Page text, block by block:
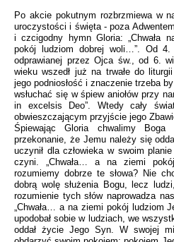
Po akcie pokutnym rozbrzmiewa w
uroczystości i święta - poza
i czcigodny hymn Gloria: „Chwała
pokój ludziom dobrej woli…”. Od
odprawianej przez Ojca św., od 6.
wieku wszedł już na trwałe do
jego podniosłość i znaczenie trzeba
wsłuchać się w śpiew aniołów przy
in excelsis Deo”. Wtedy cały
obwieszczającym przyjście jego
Śpiewając Gloria chwalimy Boga
przekonanie, że Jemu należy się
uczynił dla człowieka w swoim
czyni. „Chwała… a na ziemi
rozumiemy dobrze te słowa? Nie
dobrą wolę służenia Bogu, lecz
rozumienie tych słów naprowadza
„Chwała… a na ziemi pokój ludziom
upodobał sobie w ludziach, we
oddał życie Jego Syn. W swojej